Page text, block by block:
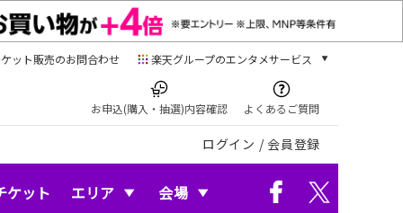
ット販売のお問合わせ 楽天グループのエンタメサービス
本/ゲーム/CD/DVD
楽天ブックス
電子書籍
楽天Kobo
お申込(購入・抽選)内容確認 よくあるご質問
ログイン / 会員登録
ケット エリア 会場